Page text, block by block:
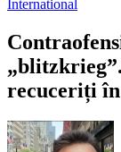
International
recuceriți